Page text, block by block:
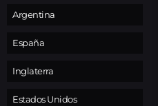
Argentina
España
Inglaterra
Estados Unidos